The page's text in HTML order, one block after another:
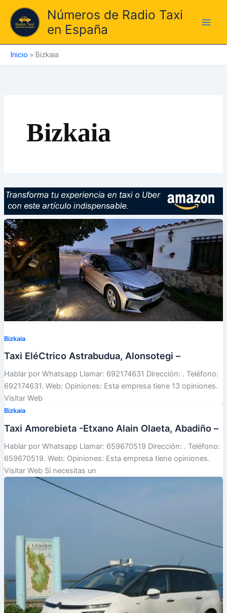
contenido
Números de Radio Taxi
en España
Inicio » Bizkaia
Bizkaia
Bizkaia
Taxi EléCtrico Astrabudua, Alonsotegi –
Hablar por Whatsapp Llamar: 692174631 Dirección: . Teléfono:
692174631. Web: Opiniones: Esta empresa tiene 13 opiniones.
Visitar Web
Bizkaia
Taxi Amorebieta -Etxano Alain Olaeta, Abadiño –
Hablar por Whatsapp Llamar: 659670519 Dirección: . Teléfono:
659670519. Web: Opiniones: Esta empresa tiene opiniones.
Visitar Web Si necesitas un